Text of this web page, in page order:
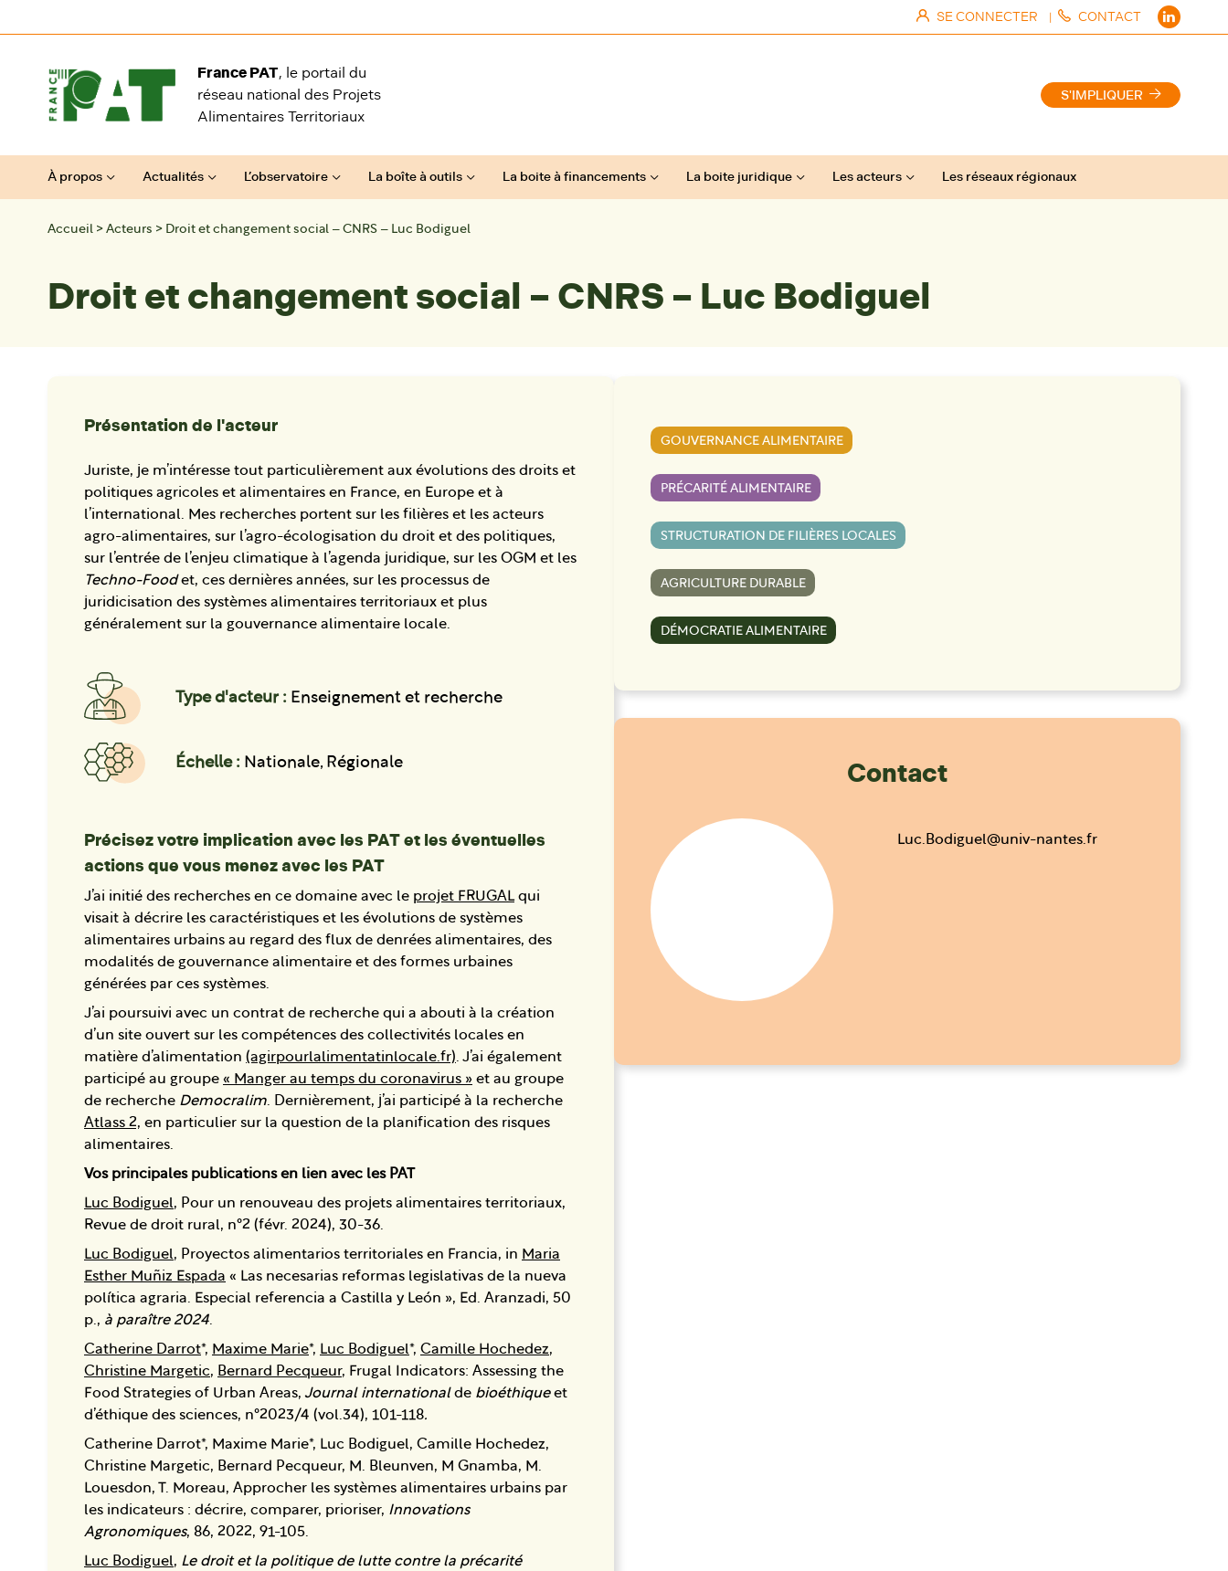
SE CONNECTER | CONTACT
France PAT, le portail du
réseau national des Projets
Alimentaires Territoriaux
S'IMPLIQUER
À propos Actualités L’observatoire La boîte à outils La boite à financements La boite juridique Les acteurs Les réseaux régionaux
Accueil > Acteurs > Droit et changement social – CNRS – Luc Bodiguel
Droit et changement social – CNRS – Luc Bodiguel
Présentation de l'acteur
Juriste, je m’intéresse tout particulièrement aux évolutions des droits et
politiques agricoles et alimentaires en France, en Europe et à
l’international. Mes recherches portent sur les filières et les acteurs
agro-alimentaires, sur l’agro-écologisation du droit et des politiques,
sur l’entrée de l’enjeu climatique à l’agenda juridique, sur les OGM et les
Techno-Foodet, ces dernières années, sur les processus de
juridicisation des systèmes alimentaires territoriaux et plus
généralement sur la gouvernance alimentaire locale.
Type d'acteur : Enseignement et recherche
Échelle : Nationale, Régionale
Précisez votre implication avec les PAT et les éventuelles
actions que vous menez avec les PAT
J’ai initié des recherches en ce domaine avec le projet FRUGALqui
visait à décrire les caractéristiques et les évolutions de systèmes
alimentaires urbains au regard des flux de denrées alimentaires, des
modalités de gouvernance alimentaire et des formes urbaines
générées par ces systèmes.
J’ai poursuivi avec un contrat de recherche qui a abouti à la création
d’un site ouvert sur les compétences des collectivités locales en
matière d’alimentation (agirpourlalimentatinlocale.fr). J’ai également
participé au groupe « Manger au temps du coronavirus » et au groupe
de recherche Democralim. Dernièrement, j’ai participé à la recherche
Atlass 2, en particulier sur la question de la planification des risques
alimentaires.
Vos principales publications en lien avec les PAT
Luc Bodiguel, Pour un renouveau des projets alimentaires territoriaux,
Revue de droit rural, n°2 (févr. 2024), 30-36.
Luc Bodiguel, Proyectos alimentarios territoriales en Francia, in Maria
Esther Muñiz Espada « Las necesarias reformas legislativas de la nueva
política agraria. Especial referencia a Castilla y León », Ed. Aranzadi, 50
p., à paraître 2024.
Catherine Darrot*, Maxime Marie*, Luc Bodiguel*, Camille Hochedez,
Christine Margetic, Bernard Pecqueur, Frugal Indicators: Assessing the
Food Strategies of Urban Areas, Journal internationalde bioéthiqueet
d’éthique des sciences, n°2023/4 (vol.34), 101-118.
Catherine Darrot*, Maxime Marie*, Luc Bodiguel, Camille Hochedez,
Christine Margetic, Bernard Pecqueur, M. Bleunven, M Gnamba, M.
Louesdon, T. Moreau, Approcher les systèmes alimentaires urbains par
les indicateurs : décrire, comparer, prioriser, Innovations
Agronomiques, 86, 2022, 91-105.
Luc Bodiguel, Le droit et la politique de lutte contre la précarité
GOUVERNANCE ALIMENTAIRE
PRÉCARITÉ ALIMENTAIRE
STRUCTURATION DE FILIÈRES LOCALES
AGRICULTURE DURABLE
DÉMOCRATIE ALIMENTAIRE
Contact
Luc.Bodiguel@univ-nantes.fr